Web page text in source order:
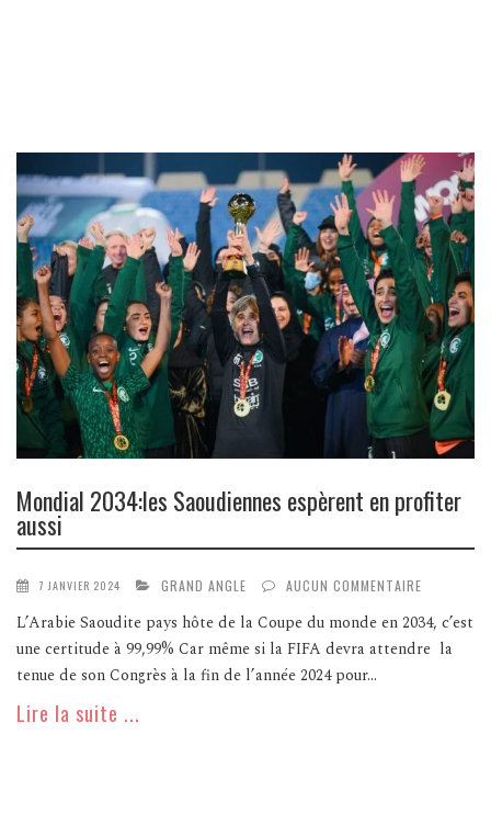
Mondial 2034:les Saoudiennes espèrent en profiter
aussi
7 JANVIER 2024 GRAND ANGLE AUCUN COMMENTAIRE
L’Arabie Saoudite pays hôte de la Coupe du monde en 2034, c’est
une certitude à 99,99% Car même si la FIFA devra attendre la
tenue de son Congrès à la fin de l’année 2024 pour...
Lire la suite ...